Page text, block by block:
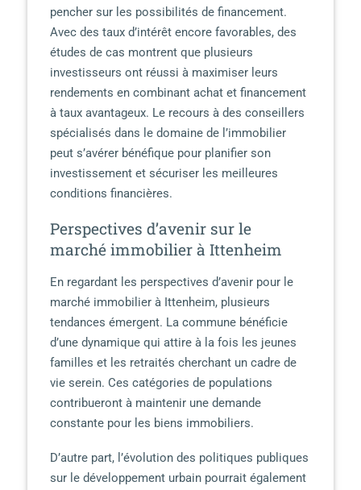
pencher sur les possibilités de financement.
Avec des taux d’intérêt encore favorables, des
études de cas montrent que plusieurs
investisseurs ont réussi à maximiser leurs
rendements en combinant achat et financement
à taux avantageux. Le recours à des conseillers
spécialisés dans le domaine de l’immobilier
peut s’avérer bénéfique pour planifier son
investissement et sécuriser les meilleures
conditions financières.
Perspectives d’avenir sur le
marché immobilier à Ittenheim
En regardant les perspectives d’avenir pour le
marché immobilier à Ittenheim, plusieurs
tendances émergent. La commune bénéficie
d’une dynamique qui attire à la fois les jeunes
familles et les retraités cherchant un cadre de
vie serein. Ces catégories de populations
contribueront à maintenir une demande
constante pour les biens immobiliers.
D’autre part, l’évolution des politiques publiques
sur le développement urbain pourrait également